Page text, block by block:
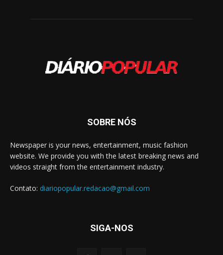
SOBRE NÓS
Newspaper is your news, entertainment, music fashion
website. We provide you with the latest breaking news and
videos straight from the entertainment industry.
Contato: diariopopular.redacao@gmail.com
SIGA-NOS